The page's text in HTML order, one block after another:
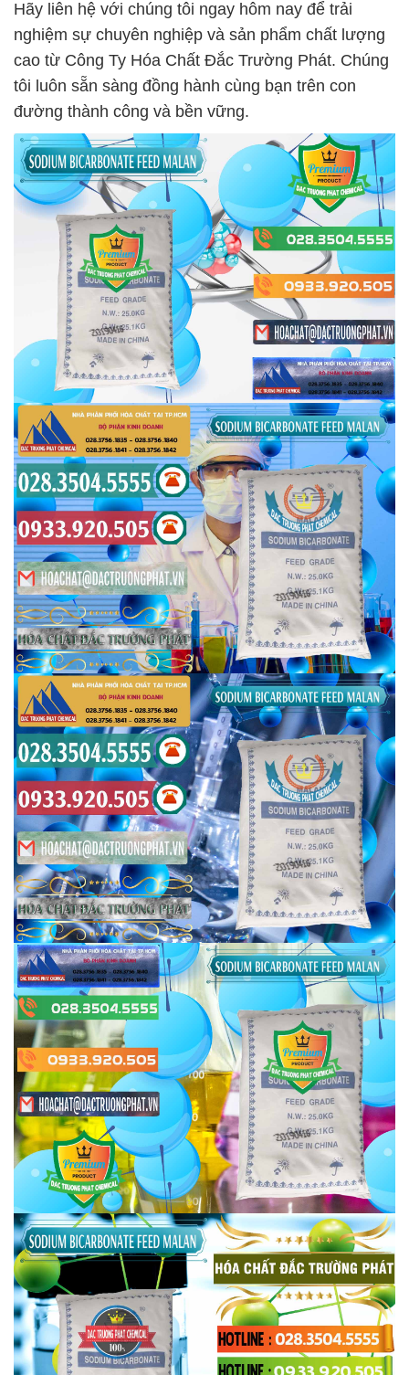
Hãy liên hệ với chúng tôi ngay hôm nay để trải
nghiệm sự chuyên nghiệp và sản phẩm chất lượng
cao từ Công Ty Hóa Chất Đắc Trường Phát. Chúng
tôi luôn sẵn sàng đồng hành cùng bạn trên con
đường thành công và bền vững.